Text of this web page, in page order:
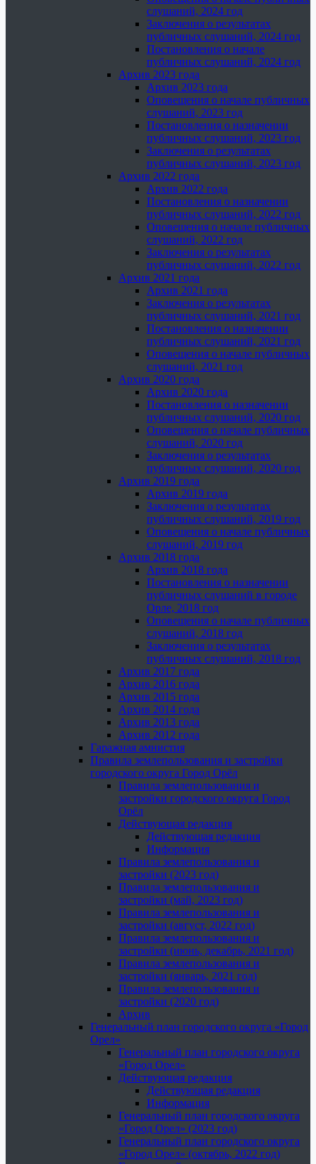
слушаний, 2024 год
Заключения о результатах
публичных слушаний, 2024 год
Постановления о начале
публичных слушаний, 2024 год
Архив 2023 года
Архив 2023 года
Оповещения о начале публичных
слушаний, 2023 год
Постановления о назначении
публичных слушаний, 2023 год
Заключения о результатах
публичных слушаний, 2023 год
Архив 2022 года
Архив 2022 года
Постановления о назначении
публичных слушаний, 2022 год
Оповещения о начале публичных
слушаний, 2022 год
Заключения о результатах
публичных слушаний, 2022 год
Архив 2021 года
Архив 2021 года
Заключения о результатах
публичных слушаний, 2021 год
Постановления о назначении
публичных слушаний, 2021 год
Оповещения о начале публичных
слушаний, 2021 год
Архив 2020 года
Архив 2020 года
Постановления о назначении
публичных слушаний, 2020 год
Оповещения о начале публичных
слушаний, 2020 год
Заключения о результатах
публичных слушаний, 2020 год
Архив 2019 года
Архив 2019 года
Заключения о результатах
публичных слушаний, 2019 год
Оповещения о начале публичных
слушаний, 2019 год
Архив 2018 года
Архив 2018 года
Постановления о назначении
публичных слушаний в городе
Орле, 2018 год
Оповещения о начале публичных
слушаний, 2018 год
Заключения о результатах
публичных слушаний, 2018 год
Архив 2017 года
Архив 2016 года
Архив 2015 года
Архив 2014 года
Архив 2013 года
Архив 2012 года
Гаражная амнистия
Правила землепользования и застройки
городского округа Город Орёл
Правила землепользования и
застройки городского округа Город
Орёл
Действующая редакция
Действующая редакция
Информация
Правила землепользования и
застройки (2023 год)
Правила землепользования и
застройки (май, 2023 год)
Правила землепользования и
застройки (август, 2022 год)
Правила землепользования и
застройки (июнь, декабрь, 2021 год)
Правила землепользования и
застройки (январь, 2021 год)
Правила землепользования и
застройки (2020 год)
Архив
Генеральный план городского округа «Город
Орел»
Генеральный план городского округа
«Город Орел»
Действующая редакция
Действующая редакция
Информация
Генеральный план городского округа
«Город Орел» (2023 год)
Генеральный план городского округа
«Город Орел» (октябрь, 2022 год)